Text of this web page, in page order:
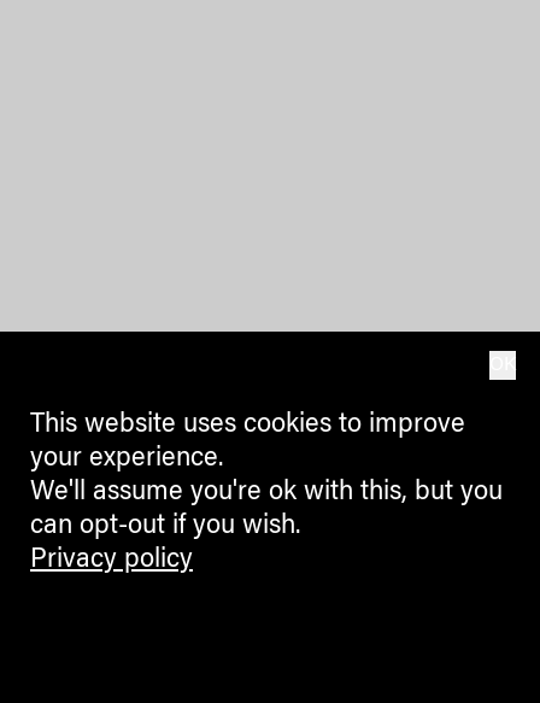
This website uses cookies to improve
your experience.
We'll assume you're ok with this, but you
can opt-out if you wish.
Privacy policy